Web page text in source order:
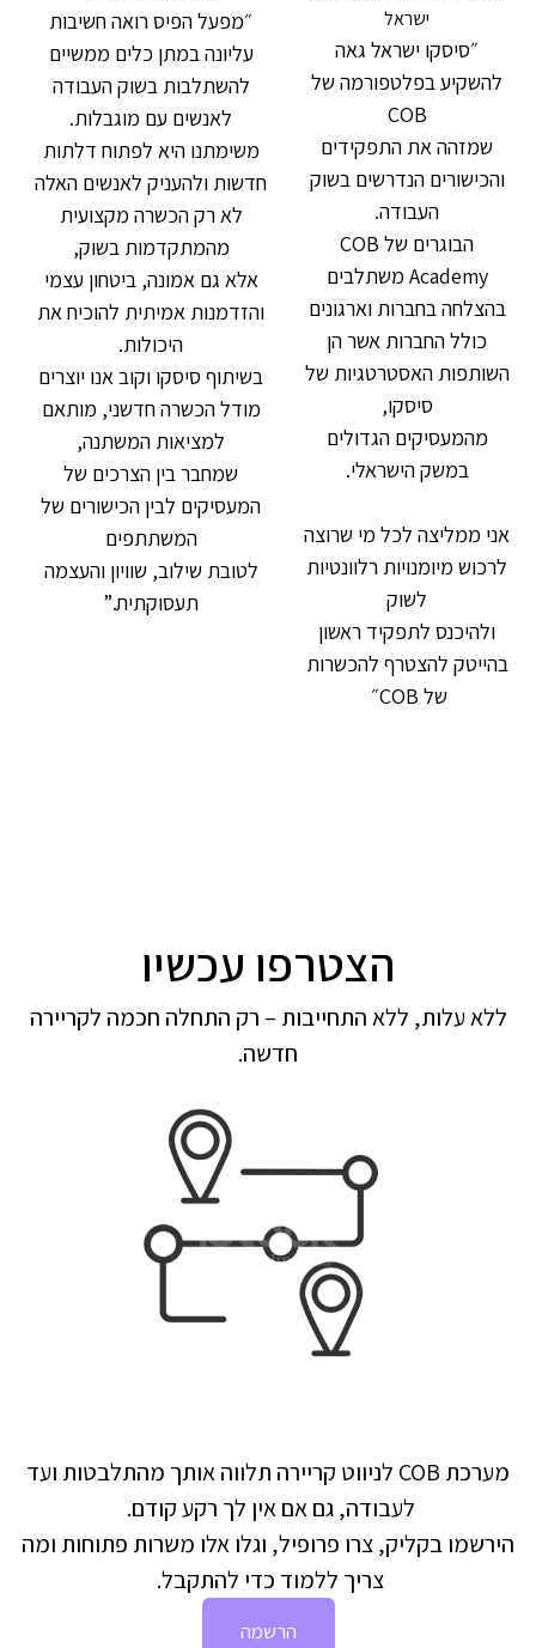
ישראל
״סיסקו ישראל גאה
להשקיע בפלטפורמה של
COB
שמזהה את התפקידים
והכישורים הנדרשים בשוק
העבודה.
הבוגרים של COB
Academy משתלבים
בהצלחה בחברות וארגונים
כולל החברות אשר הן
השותפות האסטרטגיות של
סיסקו,
מהמעסיקים הגדולים
במשק הישראלי.
אני ממליצה לכל מי שרוצה
לרכוש מיומנויות רלוונטיות
לשוק
ולהיכנס לתפקיד ראשון
בהייטק להצטרף להכשרות
של COB״
״מפעל הפיס רואה חשיבות
עליונה במתן כלים ממשיים
להשתלבות בשוק העבודה
לאנשים עם מוגבלות.
משימתנו היא לפתוח דלתות
חדשות ולהעניק לאנשים האלה
לא רק הכשרה מקצועית
מהמתקדמות בשוק,
אלא גם אמונה, ביטחון עצמי
והזדמנות אמיתית להוכיח את
היכולות.
בשיתוף סיסקו וקוב אנו יוצרים
מודל הכשרה חדשני, מותאם
למציאות המשתנה,
שמחבר בין הצרכים של
המעסיקים לבין הכישורים של
המשתתפים
לטובת שילוב, שוויון והעצמה
תעסוקתית.”
הצטרפו עכשיו
ללא עלות, ללא התחייבות – רק התחלה חכמה לקריירה
חדשה.
מערכת COB לניווט קריירה תלווה אותך מהתלבטות ועד
לעבודה, גם אם אין לך רקע קודם.
הירשמו בקליק, צרו פרופיל, וגלו אלו משרות פתוחות ומה
צריך ללמוד כדי להתקבל.
הרשמה